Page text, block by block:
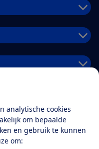
analytische cookies
om bepaalde
en gebruik te kunnen
om: